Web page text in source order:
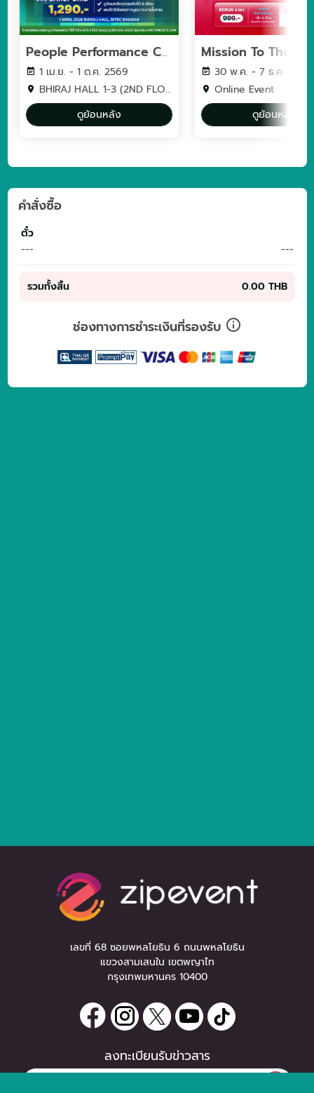
People Performance Conference (PPC2026) - YEAR OF WORK LIFE INTELLIGENCE
1 เม.ย. - 1 ต.ค. 2569
BHIRAJ HALL 1-3 (2ND FLOOR) BITEC BANGNA
ดูย้อนหลัง
30 พ.ค. - 7 ธ.ค. 2569
Online Event
ดูย้อนหลัง
คำสั่งซื้อ
ตั๋ว
---
---
รวมทั้งสิ้น 0.00 THB
ช่องทางการชำระเงินที่รองรับ
เลขที่ 68 ซอยพหลโยธิน 6 ถนนพหลโยธิน
แขวงสามเสนใน เขตพญาไท
กรุงเทพมหานคร 10400
ลงทะเบียนรับข่าวสาร